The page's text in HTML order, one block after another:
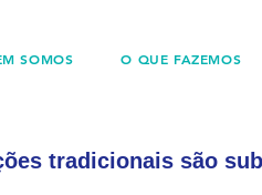
SOMOS O QUE FAZEMOS
tradicionais são